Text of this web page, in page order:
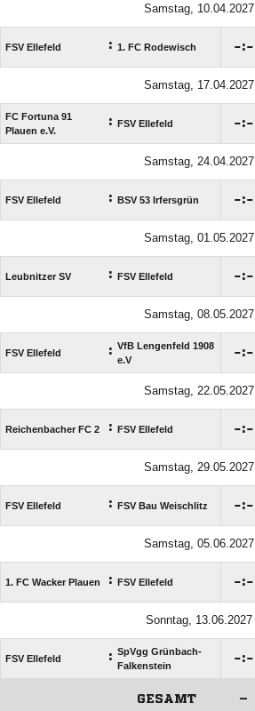
Samstag, 10.04.2027
FSV Ellefeld : 1. FC Rodewisch :
Samstag, 17.04.2027
FC Fortuna 91
Plauen e.V.
: FSV Ellefeld :
Samstag, 24.04.2027
FSV Ellefeld : BSV 53 Irfersgrün :
Samstag, 01.05.2027
Leubnitzer SV : FSV Ellefeld :
Samstag, 08.05.2027
FSV Ellefeld : VfB Lengenfeld 1908
e.V
:
Samstag, 22.05.2027
Reichenbacher FC 2 : FSV Ellefeld :
Samstag, 29.05.2027
FSV Ellefeld : FSV Bau Weischlitz :
Samstag, 05.06.2027
1. FC Wacker Plauen : FSV Ellefeld :
Sonntag, 13.06.2027
FSV Ellefeld : SpVgg Grünbach-
Falkenstein
:
GESAMT –